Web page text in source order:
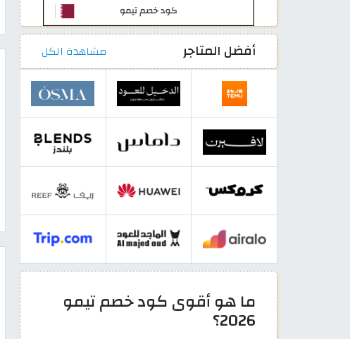
أفضل المتاجر مشاهدة الكل
ما هو أقوى كود خصم تيمو
2026؟